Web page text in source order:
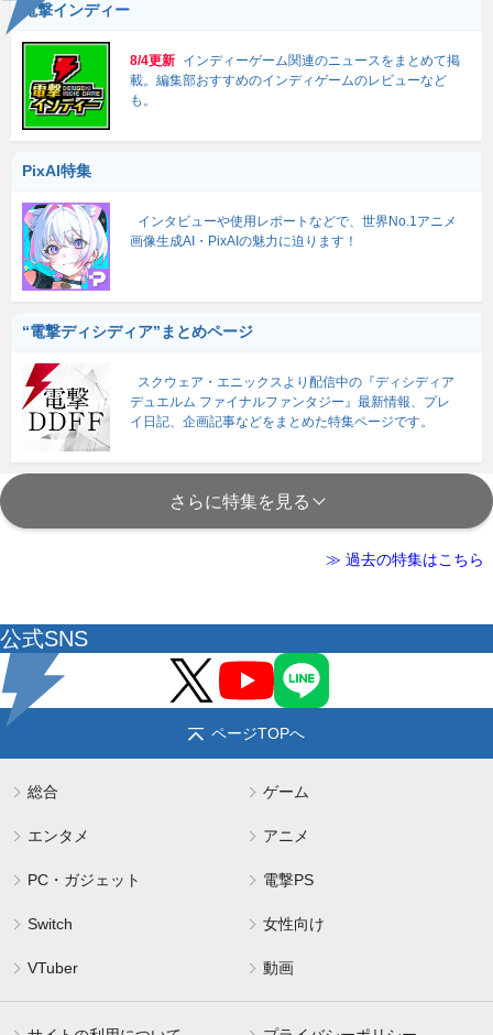
電撃インディー
8/4更新 インディーゲーム関連のニュースをまとめて掲
載。編集部おすすめのインディゲームのレビューなど
も。
PixAI特集
インタビューや使用レポートなどで、世界No.1アニメ
画像生成AI・PixAIの魅力に迫ります！
“電撃ディシディア”まとめページ
スクウェア・エニックスより配信中の『ディシディア
デュエルム ファイナルファンタジー』最新情報、プレ
イ日記、企画記事などをまとめた特集ページです。
さらに特集を見る
≫ 過去の特集はこちら
公式SNS
ページTOPへ
総合 ゲーム
エンタメ アニメ
PC・ガジェット 電撃PS
Switch 女性向け
VTuber 動画